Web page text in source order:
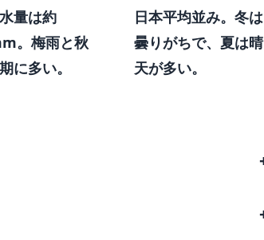
量は約
。梅雨と秋
に多い。
日本平均並み。冬は
曇りがちで、夏は晴
天が多い。